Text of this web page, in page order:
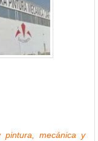
pintura, mecánica y